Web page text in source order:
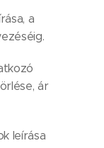
a
ár
leírása